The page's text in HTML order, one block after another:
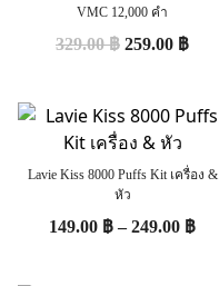
VMC 12,000 คำ
329.00฿ 259.00 ฿
Lavie Kiss 8000 Puffs Kit เครื่อง &
หัว
149.00 ฿–249.00 ฿